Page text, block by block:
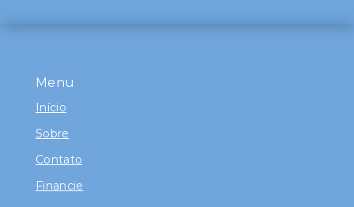
Menu
Início
Sobre
Contato
Financie